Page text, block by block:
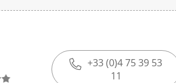
+33 (0)4 75 39 53
11